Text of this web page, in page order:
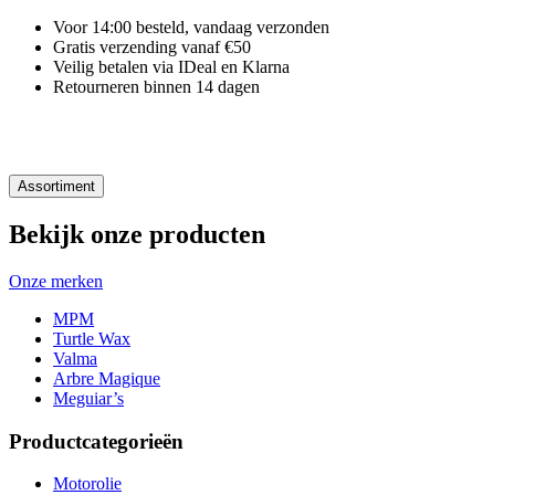
Voor 14:00 besteld, vandaag verzonden
Gratis verzending vanaf €50
Veilig betalen via IDeal en Klarna
Retourneren binnen 14 dagen
Assortiment
Bekijk onze producten
Onze merken
MPM
Turtle Wax
Valma
Arbre Magique
Meguiar’s
Productcategorieën
Motorolie